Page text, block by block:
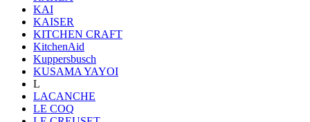
KAI
KAISER
KITCHEN CRAFT
KitchenAid
Kuppersbusch
KUSAMA YAYOI
L
LACANCHE
LE COQ